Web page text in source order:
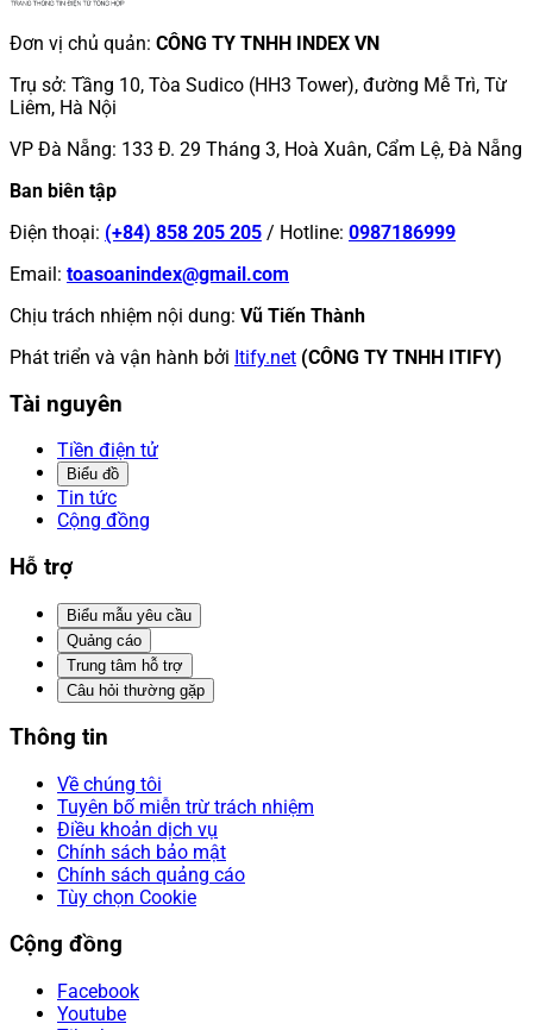
Đơn vị chủ quản: CÔNG TY TNHH INDEX VN
Trụ sở: Tầng 10, Tòa Sudico (HH3 Tower), đường Mễ Trì, Từ
Liêm, Hà Nội
VP Đà Nẵng: 133 Đ. 29 Tháng 3, Hoà Xuân, Cẩm Lệ, Đà Nẵng
Ban biên tập
Điện thoại: (+84) 858 205 205 / Hotline: 0987186999
Email: toasoanindex@gmail.com
Chịu trách nhiệm nội dung: Vũ Tiến Thành
Phát triển và vận hành bởi Itify.net (CÔNG TY TNHH ITIFY)
Tài nguyên
Tiền điện tử
Biểu đồ
Tin tức
Cộng đồng
Hỗ trợ
Biểu mẫu yêu cầu
Quảng cáo
Trung tâm hỗ trợ
Câu hỏi thường gặp
Thông tin
Về chúng tôi
Tuyên bố miễn trừ trách nhiệm
Điều khoản dịch vụ
Chính sách bảo mật
Chính sách quảng cáo
Tùy chọn Cookie
Cộng đồng
Facebook
Youtube